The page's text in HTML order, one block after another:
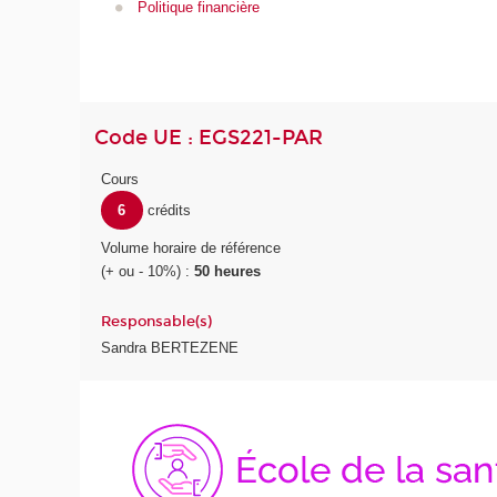
Politique financière
Code UE : EGS221-PAR
Cours
6
crédits
Volume horaire de référence
(+ ou - 10%) :50 heures
Responsable(s)
Sandra BERTEZENE